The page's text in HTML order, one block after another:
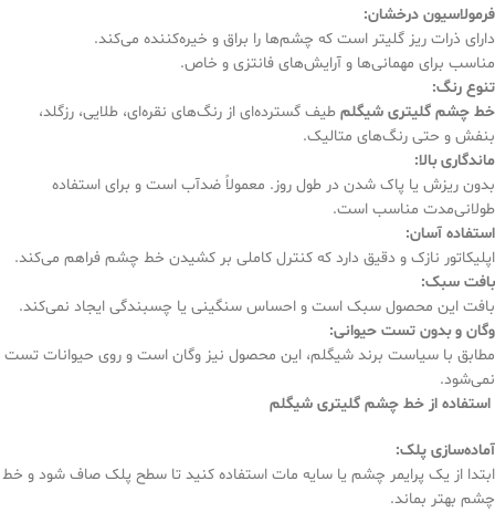
فرمولاسیون درخشان:
دارای ذرات ریز گلیتر است که چشم‌ها را براق و خیره‌کننده می‌کند.
مناسب برای مهمانی‌ها و آرایش‌های فانتزی و خاص.
تنوع رنگ:
خط چشم گلیتری شیگلم طیف گسترده‌ای از رنگ‌های نقره‌ای، طلایی، رزگلد،
بنفش و حتی رنگ‌های متالیک.
ماندگاری بالا:
بدون ریزش یا پاک شدن در طول روز. معمولاً ضدآب است و برای استفاده
طولانی‌مدت مناسب است.
استفاده آسان:
اپلیکاتور نازک و دقیق دارد که کنترل کاملی بر کشیدن خط چشم فراهم می‌کند.
بافت سبک:
بافت این محصول سبک است و احساس سنگینی یا چسبندگی ایجاد نمی‌کند.
وگان و بدون تست حیوانی:
مطابق با سیاست برند شیگلم، این محصول نیز وگان است و روی حیوانات تست
نمی‌شود.
استفاده از خط چشم گلیتری شیگلم
آماده‌سازی پلک:
ابتدا از یک پرایمر چشم یا سایه مات استفاده کنید تا سطح پلک صاف شود و خط
چشم بهتر بماند.